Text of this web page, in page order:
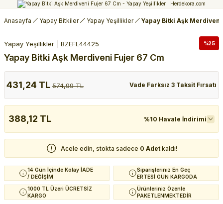
Anasayfa Yapay Bitkiler Yapay Yeşillikler Yapay Bitki Aşk
%25
Yapay Yeşillikler BZEFL44425
Yapay Bitki Aşk Merdiveni Fujer 67 Cm
431,24 TL 574,99 TL Vade Farksız 3 Taksit Fırsatı
388,12 TL %10 Havale İndirimi
Acele edin, stokta sadece 0 Adet kaldı!
14 Gün İçinde Kolay İADE
/ DEĞİŞİM
Siparişleriniz En Geç
ERTESİ GÜN KARGODA
1000 TL Üzeri ÜCRETSİZ
KARGO
Ürünleriniz Özenle
PAKETLENMEKTEDİR